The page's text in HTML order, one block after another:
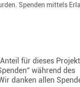
Spenden mittels
für dieses
während des
danken allen